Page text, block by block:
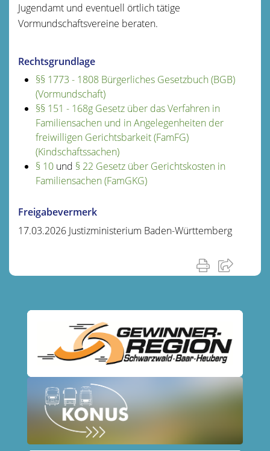
Jugendamt und eventuell örtlich tätige
Vormundschaftsvereine beraten.
Rechtsgrundlage
§§ 1773 - 1808 Bürgerliches Gesetzbuch (BGB)
(Vormundschaft)
§§ 151 - 168g Gesetz über das Verfahren in
Familiensachen und in Angelegenheiten der
freiwilligen Gerichtsbarkeit (FamFG)
(Kindschaftssachen)
§ 10und § 22 Gesetz über Gerichtskosten in
Familiensachen (FamGKG)
Freigabevermerk
17.03.2026 Justizministerium Baden-Württemberg